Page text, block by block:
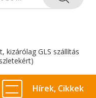
kizárólag GLS szállítás
Hírek, Cikkek